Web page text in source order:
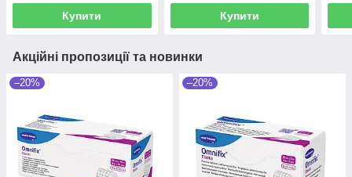
Купити Купити
Акційні пропозиції та новинки
–20% –20%